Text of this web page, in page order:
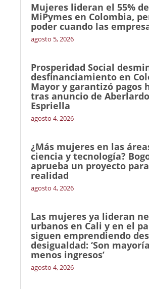
Mujeres lideran el 55%
MiPymes en Colombia,
poder cuando las
agosto 5, 2026
Prosperidad Social
desfinanciamiento en
Mayor y garantizó pagos
tras anuncio de
Espriella
agosto 4, 2026
¿Más mujeres en las
ciencia y tecnología?
aprueba un proyecto
realidad
agosto 4, 2026
Las mujeres ya lideran
urbanos en Cali y en el
siguen emprendiendo
desigualdad: ‘Son
menos ingresos’
agosto 4, 2026